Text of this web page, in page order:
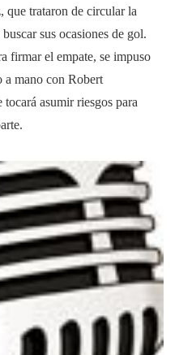
que trataron de circular la
sus ocasiones de gol.
firmar el empate, se impuso
a mano con Robert
asumir riesgos para